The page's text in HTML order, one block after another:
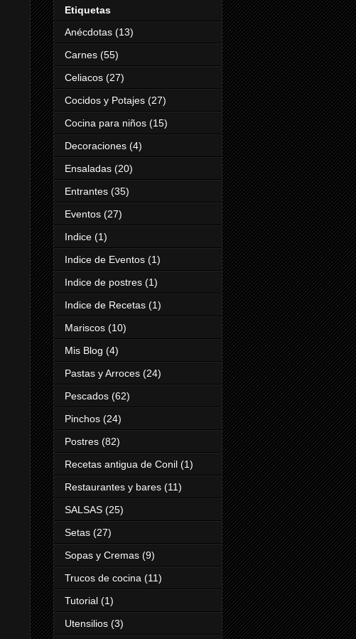
Etiquetas
Anécdotas (13)
Carnes (55)
Celiacos (27)
Cocidos y Potajes (27)
Cocina para niños (15)
Decoraciones (4)
Ensaladas (20)
Entrantes (35)
Eventos (27)
Indice (1)
Indice de Eventos (1)
Indice de postres (1)
Indice de Recetas (1)
Mariscos (10)
Mis Blog (4)
Pastas y Arroces (24)
Pescados (62)
Pinchos (24)
Postres (82)
Recetas antigua de Conil (1)
Restaurantes y bares (11)
SALSAS (25)
Setas (27)
Sopas y Cremas (9)
Trucos de cocina (11)
Tutorial (1)
Utensilios (3)